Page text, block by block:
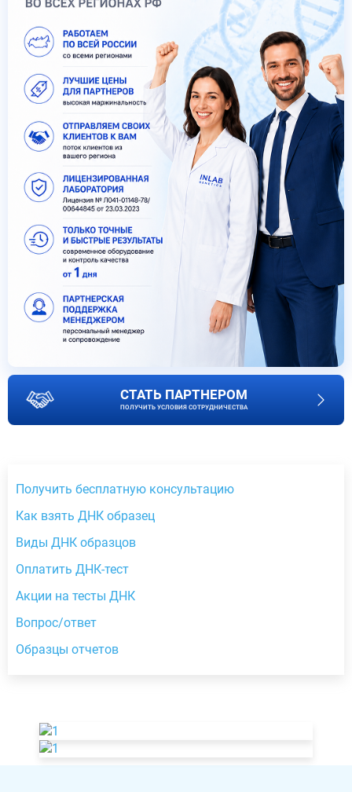
СТАТЬ ПАРТНЕРОМ
ПОЛУЧИТЬ УСЛОВИЯ СОТРУДНИЧЕСТВА
Получить бесплатную консультацию
Как взять ДНК образец
Виды ДНК образцов
Оплатить ДНК-тест
Акции на тесты ДНК
Вопрос/ответ
Образцы отчетов